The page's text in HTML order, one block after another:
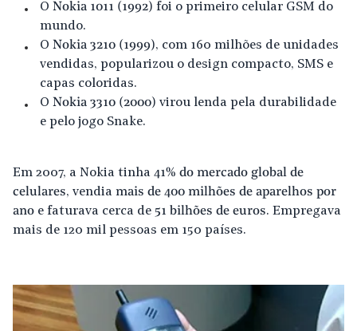
O Nokia 1011 (1992) foi o primeiro celular GSM do
mundo.
O Nokia 3210 (1999), com 160 milhões de unidades
vendidas, popularizou o design compacto, SMS e
capas coloridas.
O Nokia 3310 (2000) virou lenda pela durabilidade
e pelo jogo Snake.
Em 2007, a Nokia tinha 41% do mercado global de
celulares, vendia mais de 400 milhões de aparelhos por
ano e faturava cerca de 51 bilhões de euros. Empregava
mais de 120 mil pessoas em 150 países.